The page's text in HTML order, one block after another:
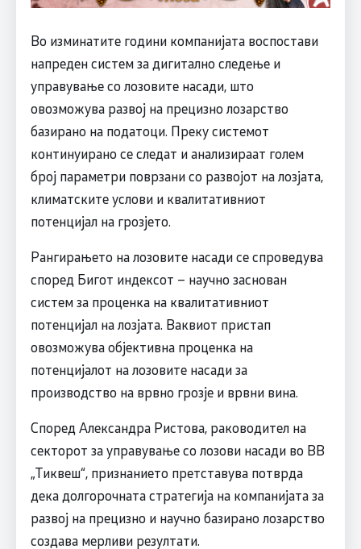
Во изминатите години компанијата воспостави
напреден систем за дигитално следење и
управување со лозовите насади, што
овозможува развој на прецизно лозарство
базирано на податоци. Преку системот
континуирано се следат и анализираат голем
број параметри поврзани со развојот на лозјата,
климатските услови и квалитативниот
потенцијал на грозјето.
Рангирањето на лозовите насади се спроведува
според Бигот индексот – научно заснован
систем за проценка на квалитативниот
потенцијал на лозјата. Ваквиот пристап
овозможува објективна проценка на
потенцијалот на лозовите насади за
производство на врвно грозје и врвни вина.
Според Александра Ристова, раководител на
секторот за управување со лозови насади во ВВ
„Тиквеш“, признанието претставува потврда
дека долгорочната стратегија на компанијата за
развој на прецизно и научно базирано лозарство
создава мерливи резултати.